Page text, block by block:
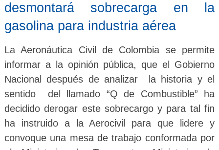
desmontará sobrecarga en la
gasolina para industria aérea
La Aeronáutica Civil de Colombia se permite
informar a la opinión pública, que el Gobierno
Nacional después de analizar la historia y el
sentido del llamado “Q de Combustible” ha
decidido derogar este sobrecargo y para tal fin
ha instruido a la Aerocivil para que lidere y
convoque una mesa de trabajo conformada por